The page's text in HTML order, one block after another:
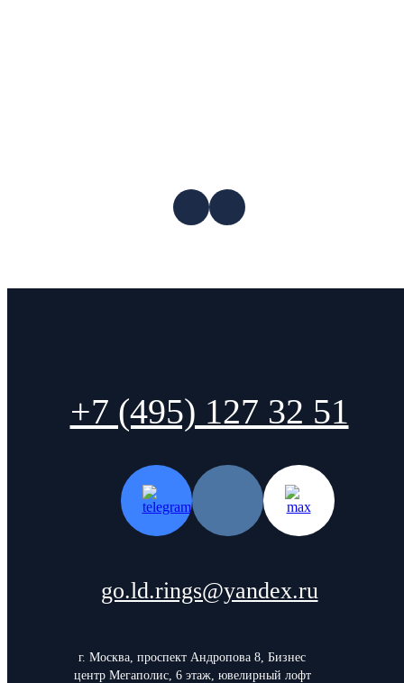
+7 (495) 127 32 51
go.ld.rings@yandex.ru
г. Москва, проспект Андропова 8, Бизнес
центр Мегаполис, 6 этаж, ювелирный лофт